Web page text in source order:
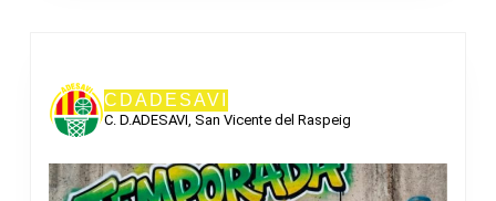
CDADESAVI
C. D.ADESAVI, San Vicente del Raspeig